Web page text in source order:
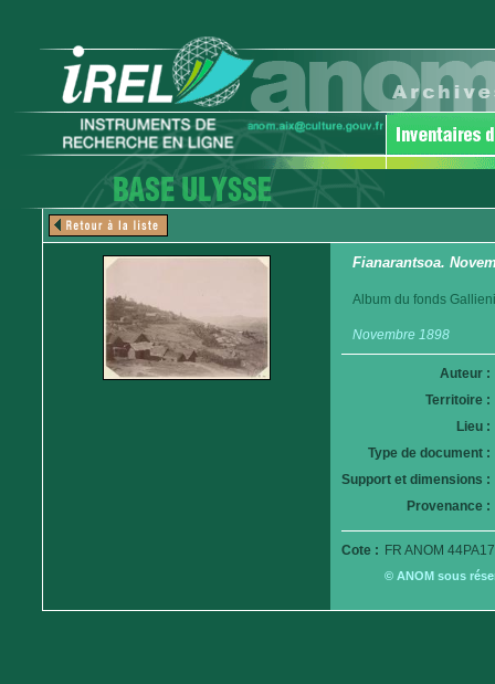
Fianarantsoa.
Album du fonds
Novembre 1898
Auteur :
Territoire :
Lieu :
Type de document :
Support et dimensions :
Provenance :
Cote : FR ANOM
© ANOM sous